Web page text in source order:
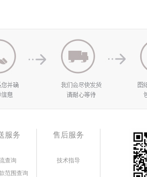
服务
查询
范围查询
售后服务
技术指导